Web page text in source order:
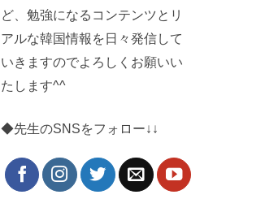
ど、勉強になるコンテンツとリ
アルな韓国情報を日々発信して
いきますのでよろしくお願いい
たします^^
◆先生のSNSをフォロー↓↓